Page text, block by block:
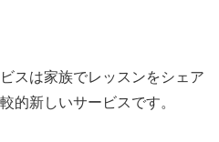
スは家族でレッスンをシェア
的新しいサービスです。